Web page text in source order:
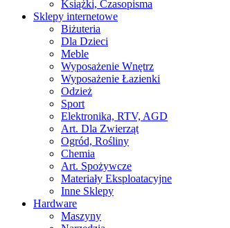
Książki, Czasopisma
Sklepy internetowe
Biżuteria
Dla Dzieci
Meble
Wyposażenie Wnętrz
Wyposażenie Łazienki
Odzież
Sport
Elektronika, RTV, AGD
Art. Dla Zwierząt
Ogród, Rośliny
Chemia
Art. Spożywcze
Materiały Eksploatacyjne
Inne Sklepy
Hardware
Maszyny